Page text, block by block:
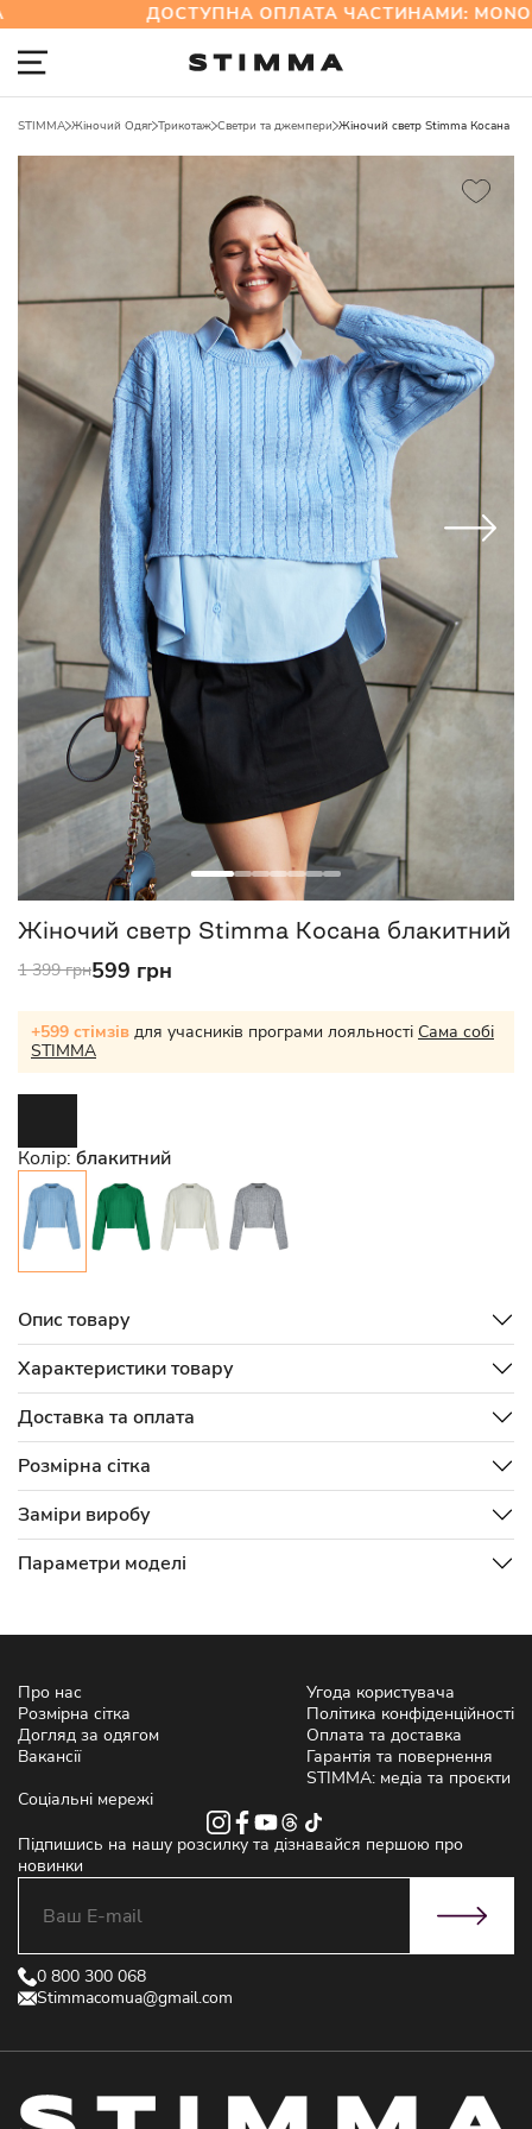
ДОСТУПНА ОПЛАТА ЧАСТИНАМИ:
STIMMA Жіночий Одяг Трикотаж Светри та джемпери Жіночий светр Stimma Косана
Жіночий светр Stimma Косана блакитний
1 399 грн599 грн
+599 стімзів для учасників програми лояльності Сама собі
STIMMA
Колір: блакитний
Опис товару
Характеристики товару
Доставка та оплата
Розмірна сітка
Заміри виробу
Параметри моделі
Про нас
Розмірна сітка
Догляд за одягом
Вакансії
Угода користувача
Політика конфіденційності
Оплата та доставка
Гарантія та повернення
STIMMA: медіа та проєкти
Соціальні мережі
Підпишись на нашу розсилку та дізнавайся першою про
новинки
0 800 300 068
Stimmacomua@gmail.com